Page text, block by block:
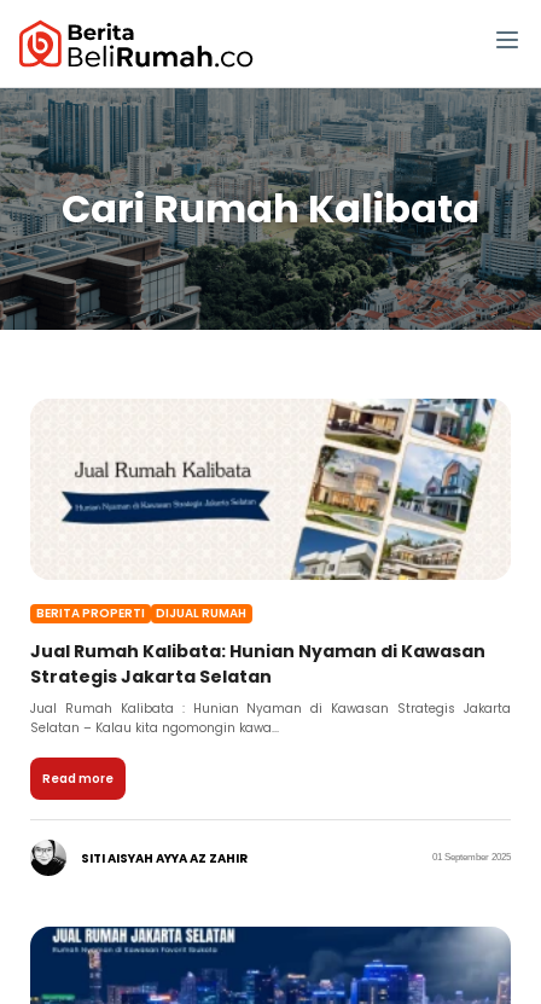
Cari Rumah Kalibata
BERITA PROPERTI DIJUAL RUMAH
Jual Rumah Kalibata: Hunian Nyaman di Kawasan
Strategis Jakarta Selatan
Jual Rumah Kalibata : Hunian Nyaman di Kawasan Strategis Jakarta
Selatan – Kalau kita ngomongin kawa...
Read more
SITI AISYAH AYYA AZ ZAHIR 01 September 2025